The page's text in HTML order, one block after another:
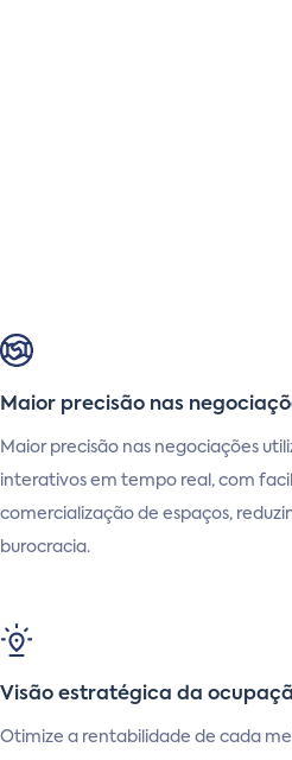
Maior precisão nas
Maior precisão nas negociações
interativos em tempo real, com
comercialização de espaços,
burocracia.
Visão estratégica da
Otimize a rentabilidade de cada